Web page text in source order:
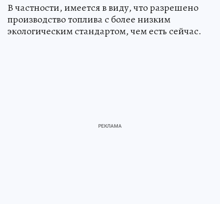
В частности, имеется в виду, что разрешено
производство топлива с более низким
экологическим стандартом, чем есть сейчас.